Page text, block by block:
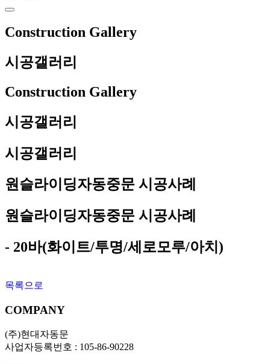
Construction Gallery
시공갤러리
Construction Gallery
시공갤러리
시공갤러리
원슬라이딩자동중문 시공사례
원슬라이딩자동중문 시공사례
- 20바(화이트/투명/세로모루/아치)
목록으로
COMPANY
(주)현대자동문
사업자등록번호 : 105-86-90228